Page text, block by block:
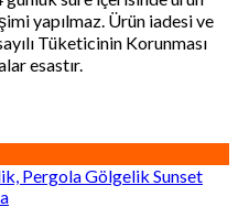
yapılmaz. Ürün iadesi ve
Tüketicinin Korunması
esastır.